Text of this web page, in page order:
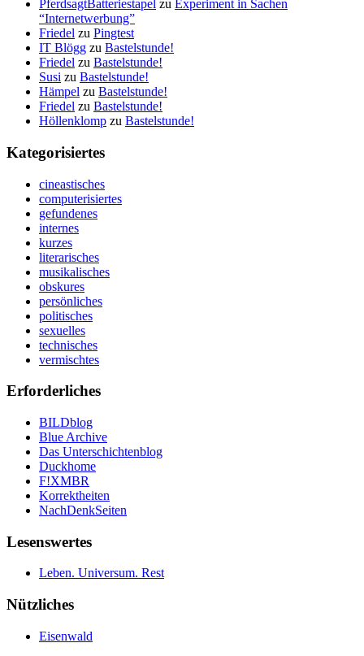
PferdsagtBatteriestapel zu Experiment in Sachen
“Internetwerbung”
Friedel zu Pingtest
IT Blögg zu Bastelstunde!
Friedel zu Bastelstunde!
Susi zu Bastelstunde!
Hämpel zu Bastelstunde!
Friedel zu Bastelstunde!
Höllenklomp zu Bastelstunde!
Kategorisiertes
cineastisches
computerisiertes
gefundenes
internes
kurzes
literarisches
musikalisches
obskures
persönliches
politisches
sexuelles
technisches
vermischtes
Erforderliches
BILDblog
Blue Archive
Das Unterschichtenblog
Duckhome
F!XMBR
Korrektheiten
NachDenkSeiten
Lesenswertes
Leben. Universum. Rest
Nützliches
Eisenwald